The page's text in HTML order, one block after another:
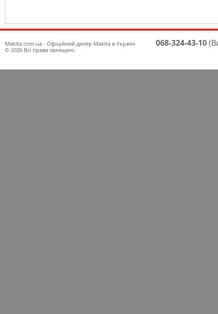
Maklta.com.ua - Офіційний дилер Makita в Україні
© 2026 Всі права захищені.
068-324-43-10